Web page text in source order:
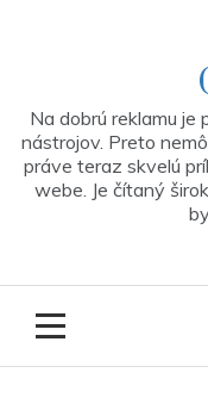
Na dobrú reklamu
nástrojov. Preto
práve teraz skvelú
webe. Je čítaný